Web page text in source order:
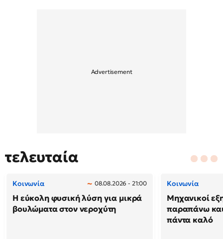
τελευταία
Κοινωνία 08.08.2026 - 21:00
Η εύκολη φυσική λύση για μικρά
βουλώματα στον νεροχύτη
Κοινωνία
Μηχανικοί
παραπάνω
πάντα καλό